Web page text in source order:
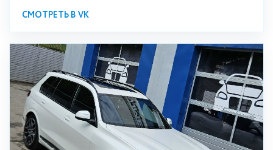
СМОТРЕТЬ В VK